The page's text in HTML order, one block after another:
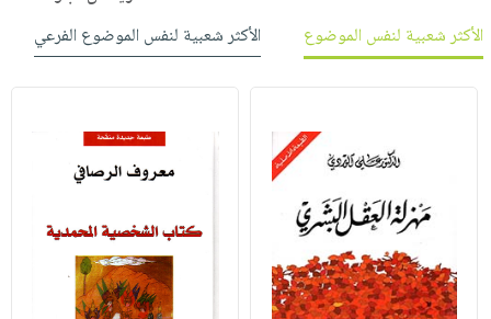
الأكثر شعبية لنفس الموضوع
الأكثر شعبية لنفس الموضوع الفرعي